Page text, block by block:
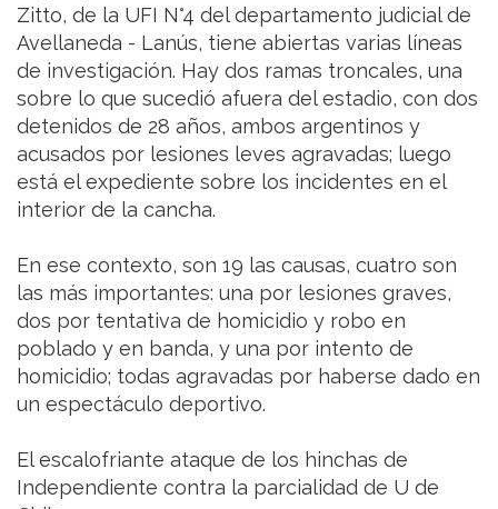
Zitto, de la UFI N°4 del departamento judicial de
Avellaneda - Lanús, tiene abiertas varias líneas
de investigación. Hay dos ramas troncales, una
sobre lo que sucedió afuera del estadio, con dos
detenidos de 28 años, ambos argentinos y
acusados por lesiones leves agravadas; luego
está el expediente sobre los incidentes en el
interior de la cancha.
En ese contexto, son 19 las causas, cuatro son
las más importantes: una por lesiones graves,
dos por tentativa de homicidio y robo en
poblado y en banda, y una por intento de
homicidio; todas agravadas por haberse dado en
un espectáculo deportivo.
El escalofriante ataque de los hinchas de
Independiente contra la parcialidad de U de